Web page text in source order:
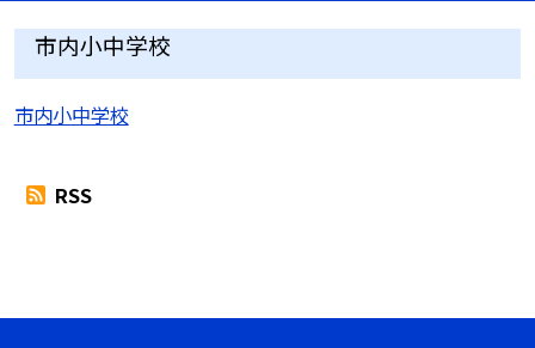
市内小中学校
市内小中学校
RSS